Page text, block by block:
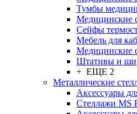
Тумбы
Медицинские
Сейфы
Мебель для
Медицинские
Штативы и
+ ЕЩЕ 2
Металлические
Аксессуары
Стеллажи MS